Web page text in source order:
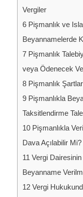
Vergiler
6 Pişmanlık ve
Beyannamelerde
7 Pişmanlık
veya Ödenecek
8 Pişmanlık
9 Pişmanlıkla
Taksitlendirme
10 Pişmanlıkla
Dava Açılabilir Mi?
11 Vergi Dairesinin
Beyanname
12 Vergi